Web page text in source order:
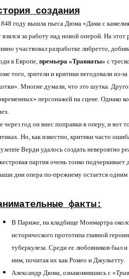
создания
году вышла пьеса Дюма «Дама с
взялся за работу над новой оперой. На
участвовал разработке либретто,
в Европе, премьера «Травиаты» с
того, зрители и критики негодовали из-
Многие думали, что это шутка.
персонажей на сцене. Однако
через год он внес поправки в оперу, и вот
Но, как известно, критики часто
Верди удалось создать невероятно
партия очень тонко подчеркивает
дни опера по-прежнему остается одним
факты:
В Париже, на кладбище Монмартра
исторического прототипа главной
туберкулеза. Среди ее любовников был
ним, почитая их как Ромео и Джульетту.
Александр Дюма, ознакомившись с «